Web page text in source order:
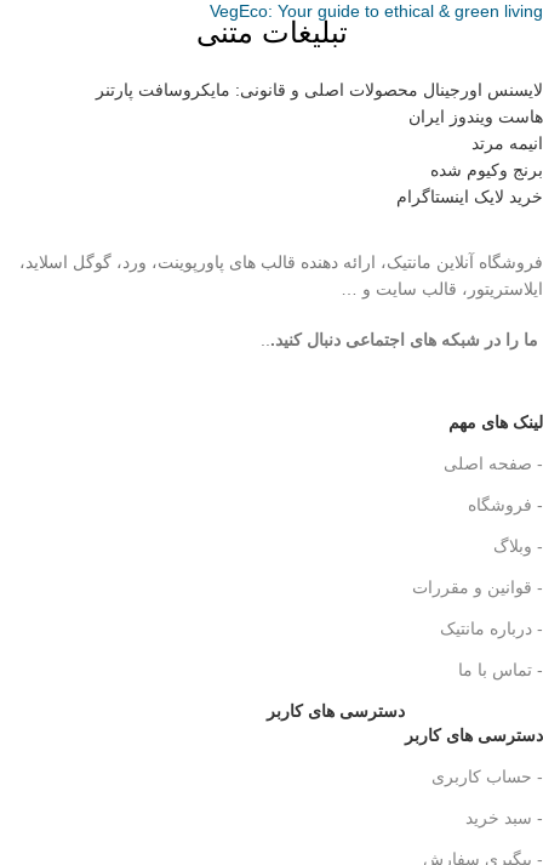
VegEco: Your guide to ethical & green living
تبلیغات متنی
لایسنس اورجینال محصولات اصلی و قانونی: مایکروسافت پارتنر
هاست ویندوز ایران
انیمه مرتد
برنج وکیوم شده
خرید لایک اینستاگرام
فروشگاه آنلاین مانتیک، ارائه دهنده قالب های پاورپوینت، ورد، گوگل اسلاید،
ایلاستریتور، قالب سایت و …
ما را در شبکه های اجتماعی دنبال کنید...
لینک های مهم
- صفحه اصلی
- فروشگاه
- وبلاگ
- قوانین و مقررات
- درباره مانتیک
- تماس با ما
دسترسی های کاربر
دسترسی های کاربر
- حساب کاربری
- سبد خرید
- پیگیری سفارش